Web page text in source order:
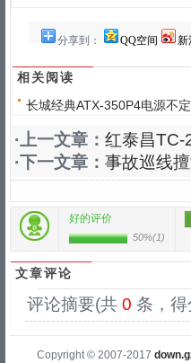
分享到： QQ空间 新
相关阅读
长城经典ATX-350P4电源不
·上一文章： 红泰昌TC-
·下一文章： 事故巡线
好的评价
50%(1)
文章评论
评论摘要(共 0 条，得
Copyright © 2007-2017